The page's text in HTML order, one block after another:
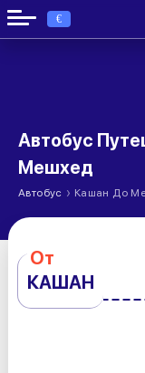
€
Автобус
Мешхед
Автобус › Кашан До
От
КАШАН